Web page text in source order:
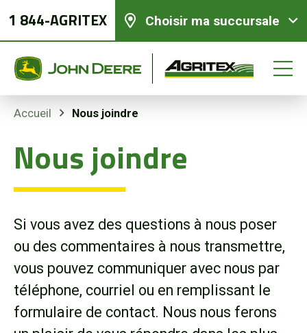
1 844-AGRITEX Choisir ma succursale
Accueil Nous joindre
Nous joindre
Si vous avez des questions à nous poser
ou des commentaires à nous transmettre,
vous pouvez communiquer avec nous par
téléphone, courriel ou en remplissant le
formulaire de contact. Nous nous ferons
Équipements neufs
Pièces et services
Agriculture de précision